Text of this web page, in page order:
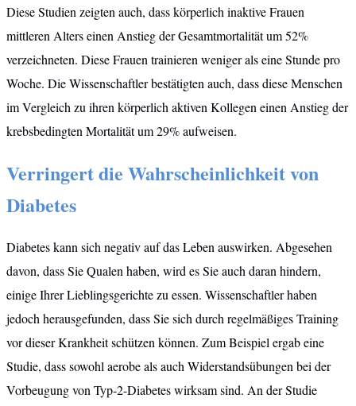
Diese Studien zeigten auch, dass körperlich inaktive Frauen
mittleren Alters einen Anstieg der Gesamtmortalität um 52%
verzeichneten. Diese Frauen trainieren weniger als eine Stunde pro
Woche. Die Wissenschaftler bestätigten auch, dass diese Menschen
im Vergleich zu ihren körperlich aktiven Kollegen einen Anstieg der
krebsbedingten Mortalität um 29% aufweisen.
Verringert die Wahrscheinlichkeit von
Diabetes
Diabetes kann sich negativ auf das Leben auswirken. Abgesehen
davon, dass Sie Qualen haben, wird es Sie auch daran hindern,
einige Ihrer Lieblingsgerichte zu essen. Wissenschaftler haben
jedoch herausgefunden, dass Sie sich durch regelmäßiges Training
vor dieser Krankheit schützen können. Zum Beispiel ergab eine
Studie, dass sowohl aerobe als auch Widerstandsübungen bei der
Vorbeugung von Typ-2-Diabetes wirksam sind. An der Studie